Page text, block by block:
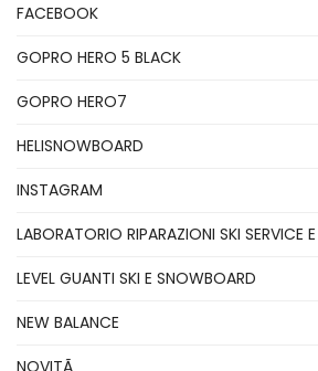
FACEBOOK
GOPRO HERO 5 BLACK
GOPRO HERO7
HELISNOWBOARD
INSTAGRAM
LABORATORIO RIPARAZIONI SKI SERVICE
LEVEL GUANTI SKI E SNOWBOARD
NEW BALANCE
NOVITÃ